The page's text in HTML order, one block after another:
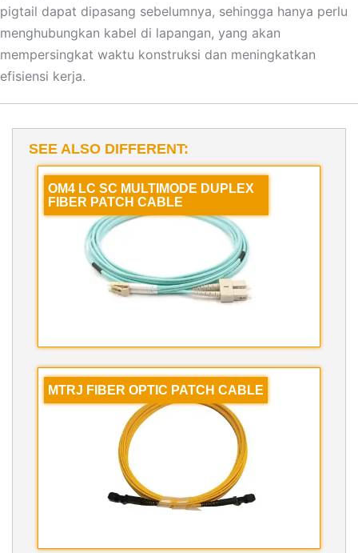
pigtail dapat dipasang sebelumnya, sehingga hanya perlu
menghubungkan kabel di lapangan, yang akan
mempersingkat waktu konstruksi dan meningkatkan
efisiensi kerja.
SEE ALSO DIFFERENT:
OM4 LC SC MULTIMODE DUPLEX
FIBER PATCH CABLE
MTRJ FIBER OPTIC PATCH CABLE